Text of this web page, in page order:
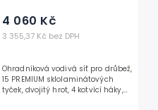
3 355,37 Kč bez DPH
4 060 Kč
Ohradníková vodivá síť pro drůbež,
15 PREMIUM sklolaminátových
tyček, dvojitý hrot, 4 kotvící háky,